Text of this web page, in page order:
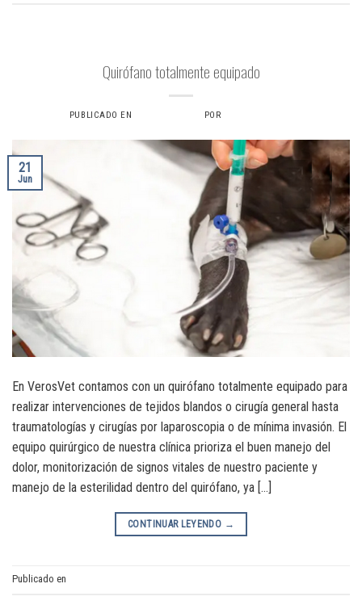
Quirófano totalmente equipado
PUBLICADO EN POR
21
Jun
En VerosVet contamos con un quirófano totalmente equipado para
realizar intervenciones de tejidos blandos o cirugía general hasta
traumatologías y cirugías por laparoscopia o de mínima invasión. El
equipo quirúrgico de nuestra clínica prioriza el buen manejo del
dolor, monitorización de signos vitales de nuestro paciente y
manejo de la esterilidad dentro del quirófano, ya […]
CONTINUAR LEYENDO →
Publicado en